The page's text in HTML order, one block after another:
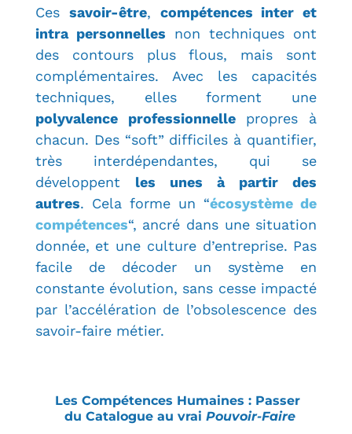
Ces savoir-être, compétences inter et
intra personnelles non techniques ont
des contours plus flous, mais sont
complémentaires. Avec les capacités
techniques, elles forment une
polyvalence professionnellepropres à
chacun. Des “soft” difficiles à quantifier,
très interdépendantes, qui se
développent les unes à partir des
autres. Cela forme un “écosystème de
compétences“, ancré dans une situation
donnée, et une culture d’entreprise. Pas
facile de décoder un système en
constante évolution, sans cesse impacté
par l’accélération de l’obsolescence des
savoir-faire métier.
Les Compétences Humaines : Passer
du Catalogue au vrai Pouvoir-Faire